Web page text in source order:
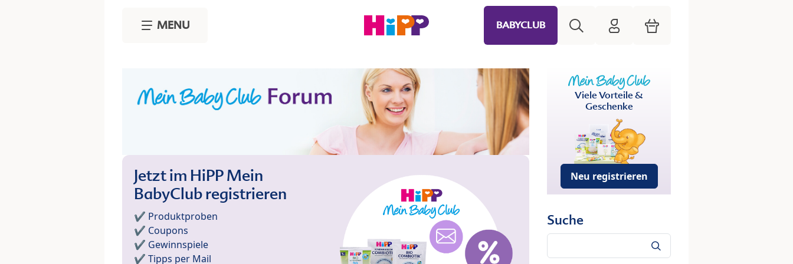
MENU BABYCLUB HiPP Mein Babyclub
Warenkorb
Jetzt im HiPP Mein
BabyClub registrieren
✔️ Produktproben
✔️ Coupons
✔️ Gewinnspiele
✔️ Tipps per Mail
Viele Vorteile &
Geschenke
Neu registrieren
Suche